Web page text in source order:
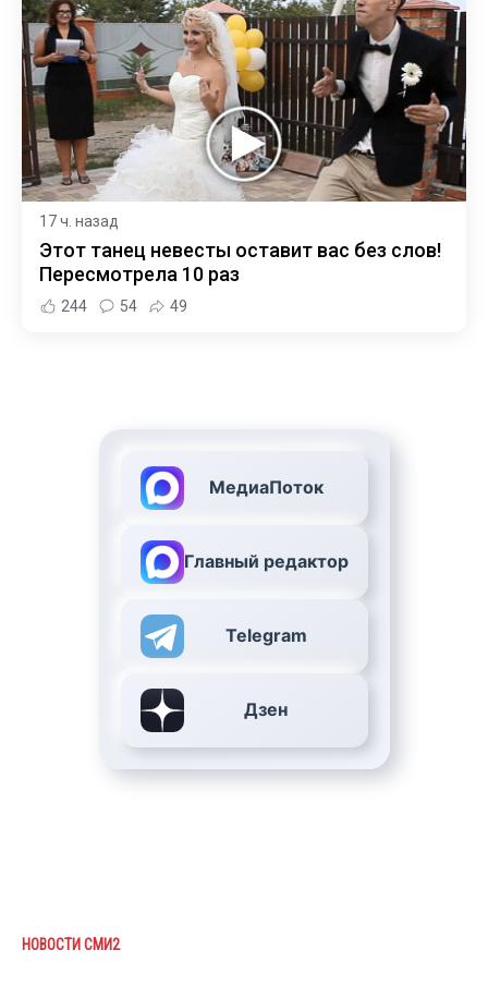
17 ч. назад
Этот танец невесты оставит вас без слов!
Пересмотрела 10 раз
244 54 49
МедиаПоток
Главный редактор
Telegram
Дзен
НОВОСТИ СМИ2